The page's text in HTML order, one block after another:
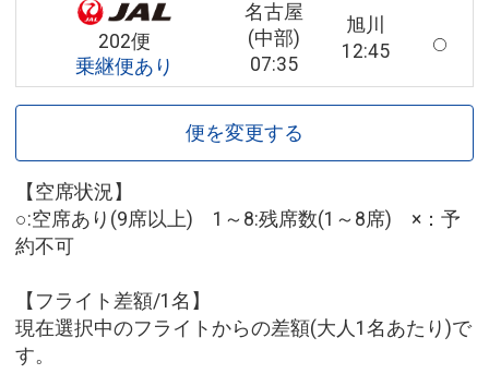
202便
乗継便あり
名古屋
(中部)
07:35
旭川
12:45
便を変更する
【空席状況】
○:空席あり(9席以上) 1～8:残席数(1～8席) ×：予
約不可
【フライト差額/1名】
現在選択中のフライトからの差額(大人1名あたり)で
す。